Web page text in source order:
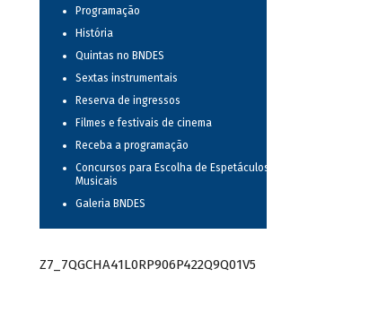
Programação
História
Quintas no BNDES
Sextas instrumentais
Reserva de ingressos
Filmes e festivais de cinema
Receba a programação
Concursos para Escolha de Espetáculos
Musicais
Galeria BNDES
Z7_7QGCHA41L0RP906P422Q9Q01V5